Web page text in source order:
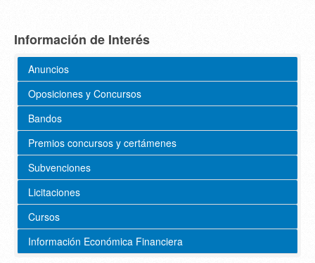
Información de Interés
Anuncios
Oposiciones y Concursos
Bandos
Premios concursos y certámenes
Subvenciones
Licitaciones
Cursos
Información Económica Financiera